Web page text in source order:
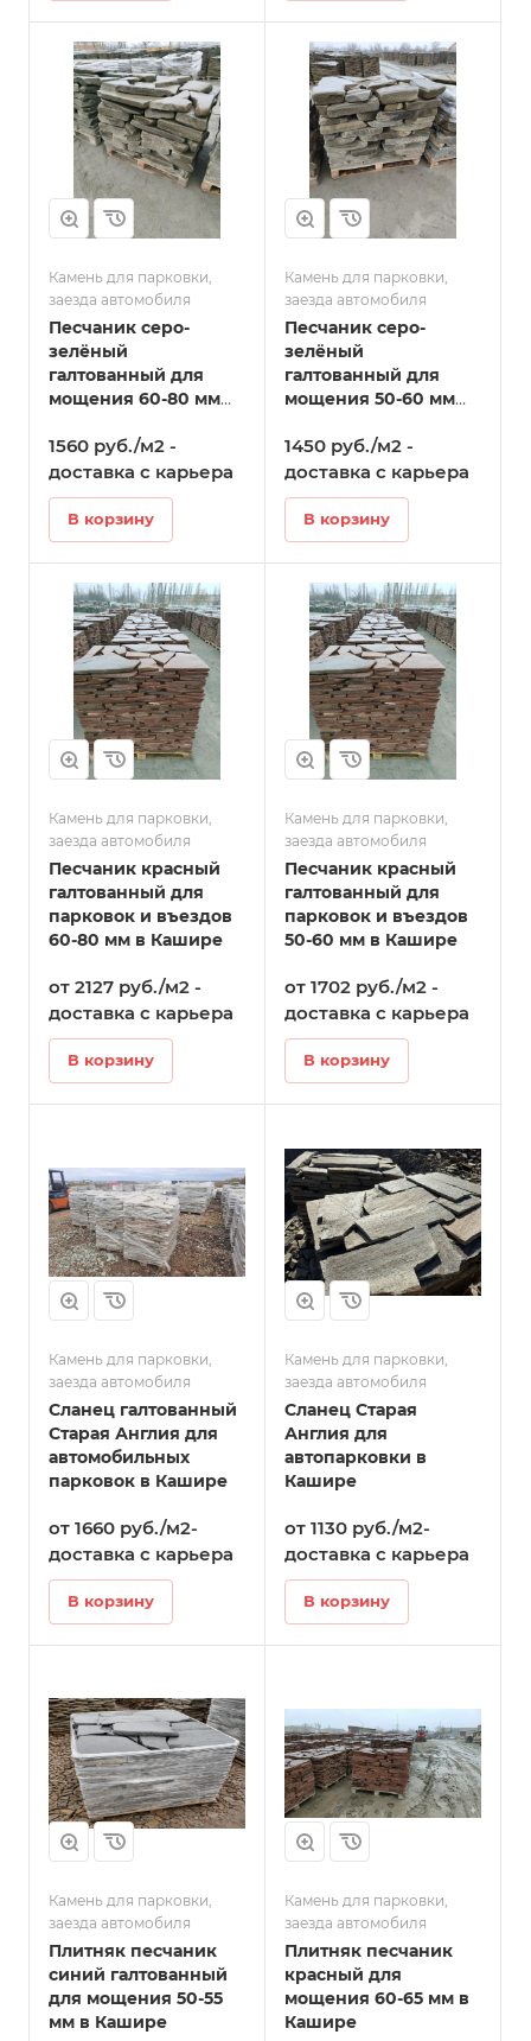
Камень для парковки,
заезда автомобиля
Песчаник серо-
зелёный
галтованный для
мощения 60-80 мм
въездов в Кашире
1560 руб./м2 -
доставка с карьера
В корзину
Камень для парковки,
заезда автомобиля
Песчаник серо-
зелёный
галтованный для
мощения 50-60 мм
Кашире
1450 руб./м2 -
доставка с карьера
В корзину
Камень для парковки,
заезда автомобиля
Песчаник красный
галтованный для
парковок и въездов
60-80 мм в Кашире
от 2127 руб./м2 -
доставка с карьера
В корзину
Камень для парковки,
заезда автомобиля
Песчаник красный
галтованный для
парковок и въездов
50-60 мм в Кашире
от 1702 руб./м2 -
доставка с карьера
В корзину
Камень для парковки,
заезда автомобиля
Сланец галтованный
Старая Англия для
автомобильных
парковок в Кашире
от 1660 руб./м2-
доставка с карьера
В корзину
Камень для парковки,
заезда автомобиля
Сланец Старая
Англия для
автопарковки в
Кашире
от 1130 руб./м2-
доставка с карьера
В корзину
Камень для парковки,
заезда автомобиля
Плитняк песчаник
синий галтованный
для мощения 50-55
мм в Кашире
Камень для парковки,
заезда автомобиля
Плитняк песчаник
красный для
мощения 60-65 мм в
Кашире